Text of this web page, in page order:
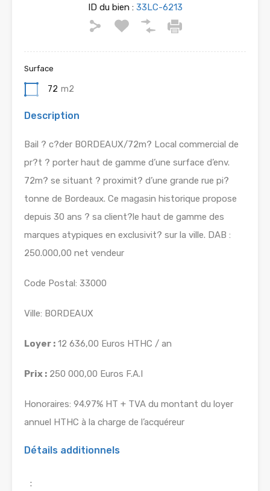
ID du bien :33LC-6213
Surface
72 m2
Description
Bail ? c?der BORDEAUX/72m? Local commercial de
pr?t ? porter haut de gamme d’une surface d’env.
72m? se situant ? proximit? d’une grande rue pi?
tonne de Bordeaux. Ce magasin historique propose
depuis 30 ans ? sa client?le haut de gamme des
marques atypiques en exclusivit? sur la ville. DAB :
250.000,00 net vendeur
Code Postal: 33000
Ville: BORDEAUX
Loyer : 12 636,00 Euros HTHC / an
Prix : 250 000,00 Euros F.A.I
Honoraires: 94.97% HT + TVA du montant du loyer
annuel HTHC à la charge de l’acquéreur
Détails additionnels
: